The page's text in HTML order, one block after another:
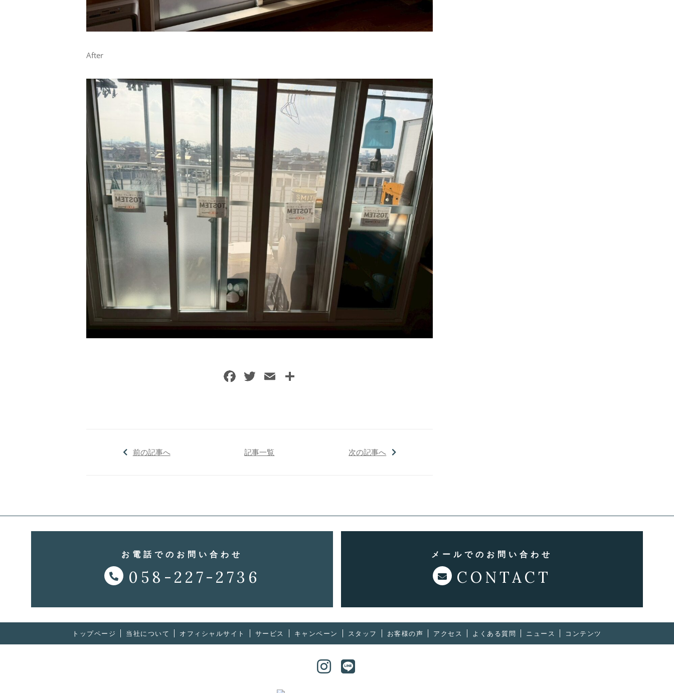
After
前の記事へ 記事一覧 次の記事へ
お電話でのお問い合わせ
058-227-2736
メールでのお問い合わせ
CONTACT
トップページ 当社について オフィシャルサイト サービス キャンペーン スタッフ お客様の声 アクセス よくある質問 ニュース コンテンツ